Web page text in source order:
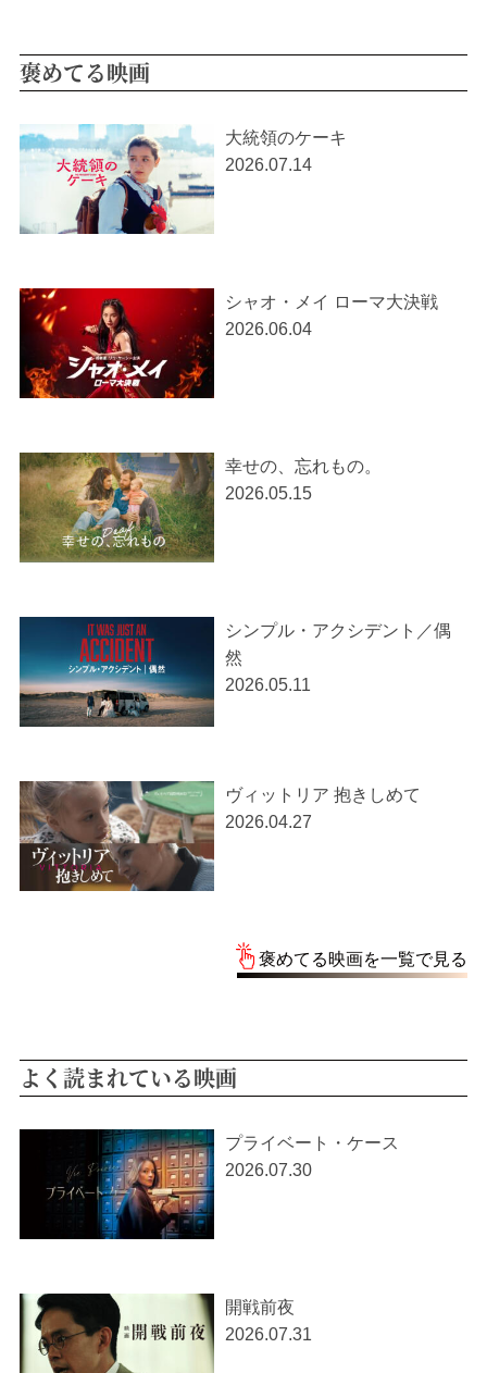
褒めてる映画
大統領のケーキ
2026.07.14
シャオ・メイ ローマ大決戦
2026.06.04
幸せの、忘れもの。
2026.05.15
シンプル・アクシデント／偶
然
2026.05.11
ヴィットリア 抱きしめて
2026.04.27
褒めてる映画を一覧で見る
よく読まれている映画
プライベート・ケース
2026.07.30
開戦前夜
2026.07.31